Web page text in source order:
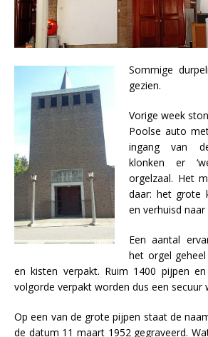
Sommige
gezien.
Vorige week
Poolse auto
ingang van
klonken er
orgelzaal. Het
daar: het grote
en verhuisd naar
Een aantal
het orgel
en kisten verpakt. Ruim 1400 pijpen
volgorde verpakt worden dus een secuur
Op een van de grote pijpen staat de
de datum 11 maart 1952 gegraveerd.